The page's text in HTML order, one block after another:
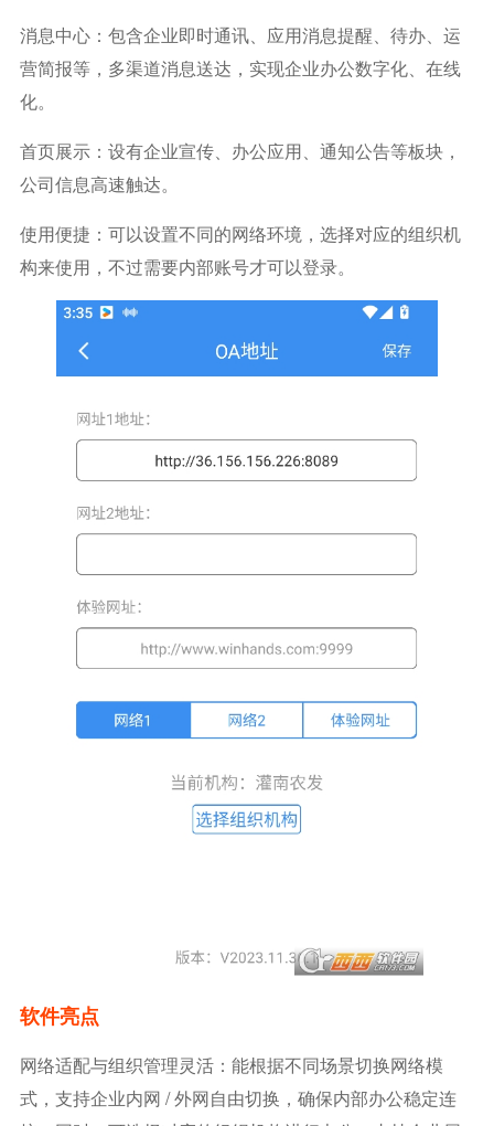
消息中心：包含企业即时通讯、应用消息提醒、待办、运
营简报等，多渠道消息送达，实现企业办公数字化、在线
化。
首页展示：设有企业宣传、办公应用、通知公告等板块，
公司信息高速触达。
使用便捷：可以设置不同的网络环境，选择对应的组织机
构来使用，不过需要内部账号才可以登录。
软件亮点
网络适配与组织管理灵活：能根据不同场景切换网络模
式，支持企业内网 / 外网自由切换，确保内部办公稳定连